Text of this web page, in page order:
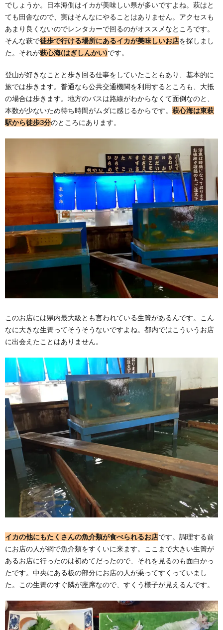
でしょうか。日本海側はイカが美味しい県が多いですよね。萩はと
ても田舎なので、実はそんなにやることはありません。アクセスも
あまり良くないのでレンタカーで回るのがオススメなところです。
そんな萩で徒歩で行ける場所にあるイカが美味しいお店を探しまし
た。それが萩心海(はぎしんかい)です。
登山が好きなことと歩き回る仕事をしていたこともあり、基本的に
旅では歩きます。普通なら公共交通機関を利用するところも、大抵
の場合は歩きます。地方のバスは路線がわからなくて面倒なのと、
本数が少ないため待ち時間がムダに感じるからです。 萩心海は東萩
駅から徒歩3分のところにあります。
このお店には県内最大級とも言われている生簀があるんです。こん
なに大きな生簀ってそうそうないですよね。都内ではこういうお店
に出会えたことはありません。
イカの他にもたくさんの魚介類が食べられるお店です。調理する前
にお店の人が網で魚介類をすくいに来ます。ここまで大きい生簀が
あるお店に行ったのは初めてだったので、それを見るのも面白かっ
たです。中央にある板の部分にお店の人が乗ってすくっていまし
た。この生簀のすぐ隣が座席なので、すくう様子が見えるんです。